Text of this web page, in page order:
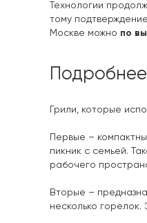
Технологии
тому
Москве можно по
Грили, которые
Первые –
пикник с семьей.
рабочего
Вторые –
несколько